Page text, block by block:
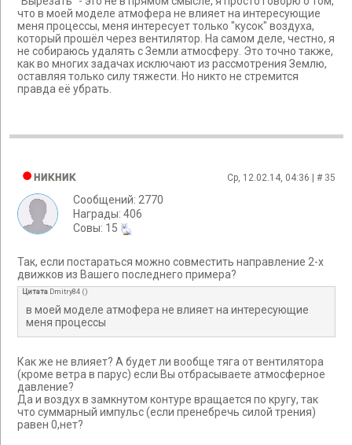
что в моей моделе атмофера не влияет на интересующие
меня процессы, меня интересует только "кусок" воздуха,
который прошёл через вентилятор. На самом деле, честно, я
не собираюсь удалять с Земли атмосферу. Это точно также,
как во многих задачах исключают из рассмотрения Землю,
оставляя только силу тяжести. Но никто не стремится
правда её убрать.
никник Ср, 12.02.14, 04:36 | # 35
Сообщений: 2770
Награды: 406
Cовы: 15
Так, если постараться можно совместить направление 2-х
движков из Вашего последнего примера?
Цитата Dmitry84 ()
в моей моделе атмофера не влияет на интересующие
меня процессы
Как же не влияет? А будет ли вообще тяга от вентилятора
(кроме ветра в парус) если Вы отбрасываете атмосферное
давление?
Да и воздух в замкнутом контуре вращается по кругу, так
что суммарный импульс (если пренебречь силой трения)
равен 0,нет?